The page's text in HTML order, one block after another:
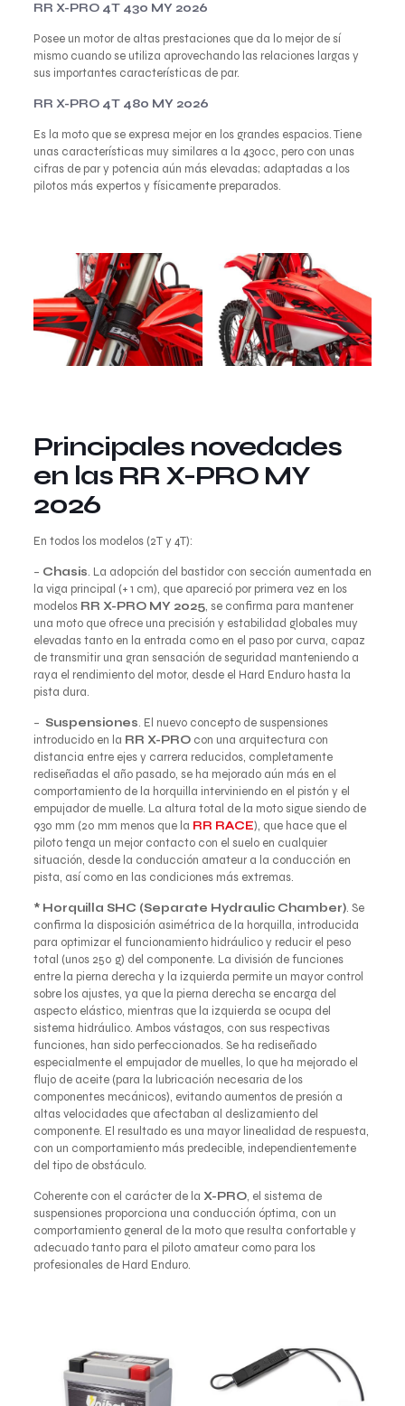
RR X-PRO 4T 430 MY 2026
Posee un motor de altas prestaciones que da lo mejor de sí
mismo cuando se utiliza aprovechando las relaciones largas y
sus importantes características de par.
RR X-PRO 4T 480 MY 2026
Es la moto que se expresa mejor en los grandes espacios. Tiene
unas características muy similares a la 430cc, pero con unas
cifras de par y potencia aún más elevadas; adaptadas a los
pilotos más expertos y físicamente preparados.
Principales novedades
en las RR X-PRO MY
2026
En todos los modelos (2T y 4T):
– Chasis. La adopción del bastidor con sección aumentada en
la viga principal (+ 1 cm), que apareció por primera vez en los
modelos RR X-PRO MY 2025, se confirma para mantener
una moto que ofrece una precisión y estabilidad globales muy
elevadas tanto en la entrada como en el paso por curva, capaz
de transmitir una gran sensación de seguridad manteniendo a
raya el rendimiento del motor, desde el Hard Enduro hasta la
pista dura.
– Suspensiones. El nuevo concepto de suspensiones
introducido en la RR X-PROcon una arquitectura con
distancia entre ejes y carrera reducidos, completamente
rediseñadas el año pasado, se ha mejorado aún más en el
comportamiento de la horquilla interviniendo en el pistón y el
empujador de muelle. La altura total de la moto sigue siendo de
930 mm (20 mm menos que la RR RACE), que hace que el
piloto tenga un mejor contacto con el suelo en cualquier
situación, desde la conducción amateur a la conducción en
pista, así como en las condiciones más extremas.
* Horquilla SHC (Separate Hydraulic Chamber). Se
confirma la disposición asimétrica de la horquilla, introducida
para optimizar el funcionamiento hidráulico y reducir el peso
total (unos 250 g) del componente. La división de funciones
entre la pierna derecha y la izquierda permite un mayor control
sobre los ajustes, ya que la pierna derecha se encarga del
aspecto elástico, mientras que la izquierda se ocupa del
sistema hidráulico. Ambos vástagos, con sus respectivas
funciones, han sido perfeccionados. Se ha rediseñado
especialmente el empujador de muelles, lo que ha mejorado el
flujo de aceite (para la lubricación necesaria de los
componentes mecánicos), evitando aumentos de presión a
altas velocidades que afectaban al deslizamiento del
componente. El resultado es una mayor linealidad de respuesta,
con un comportamiento más predecible, independientemente
del tipo de obstáculo.
Coherente con el carácter de la X-PRO, el sistema de
suspensiones proporciona una conducción óptima, con un
comportamiento general de la moto que resulta confortable y
adecuado tanto para el piloto amateur como para los
profesionales de Hard Enduro.